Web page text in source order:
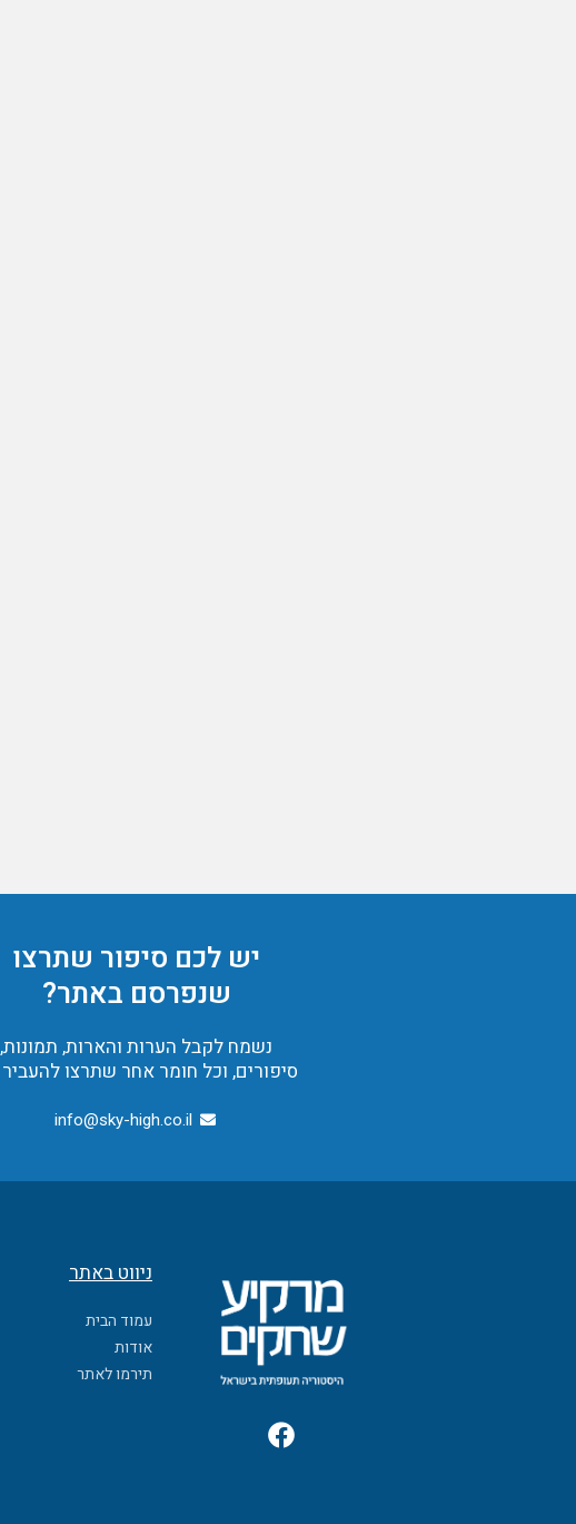
יש לכם סיפור שתרצו
שנפרסם באתר?
נשמח לקבל הערות והארות, תמונות,
סיפורים, וכל חומר אחר שתרצו להעביר
info@sky-high.co.il
F
a
ניווט באתר
עמוד הבית
אודות
תירמו לאתר